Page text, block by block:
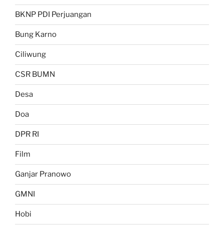
BKNP PDI Perjuangan
Bung Karno
Ciliwung
CSR BUMN
Desa
Doa
DPR RI
Film
Ganjar Pranowo
GMNI
Hobi